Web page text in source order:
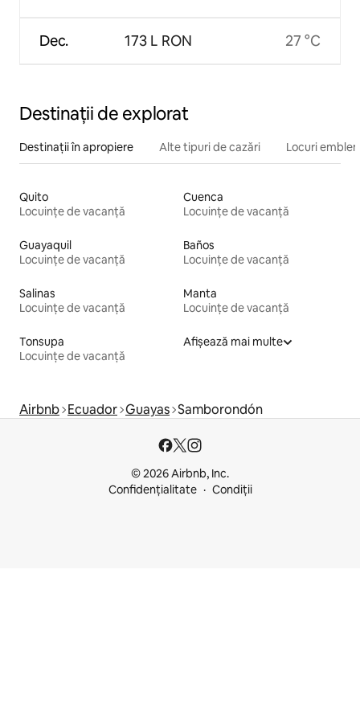
Dec. 173 L RON 27 °C
Destinații de explorat
Destinații în apropiere Alte tipuri de cazări Locuri
Quito
Locuințe de vacanță
Cuenca
Locuințe de vacanță
Guayaquil
Locuințe de vacanță
Baños
Locuințe de vacanță
Salinas
Locuințe de vacanță
Manta
Locuințe de vacanță
Tonsupa
Locuințe de vacanță
Afișează mai multe
Airbnb Ecuador Guayas Samborondón
© 2026 Airbnb, Inc.
Confidențialitate
Condiții